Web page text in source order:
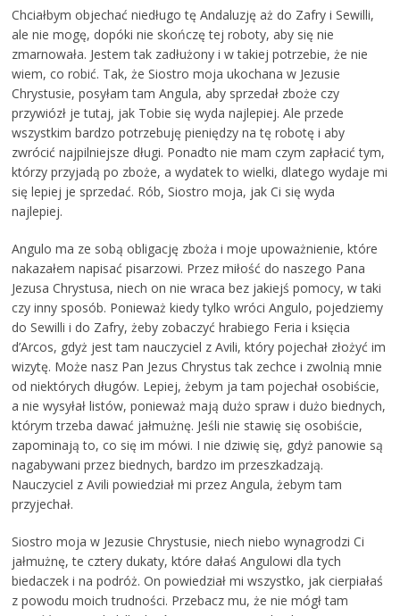
Chciałbym objechać niedługo tę Andaluzję aż do Zafry i Sewilli,
ale nie mogę, dopóki nie skończę tej roboty, aby się nie
zmarnowała. Jestem tak zadłużony i w takiej potrzebie, że nie
wiem, co robić. Tak, że Siostro moja ukochana w Jezusie
Chrystusie, posyłam tam Angula, aby sprzedał zboże czy
przywiózł je tutaj, jak Tobie się wyda najlepiej. Ale przede
wszystkim bardzo potrzebuję pieniędzy na tę robotę i aby
zwrócić najpilniejsze długi. Ponadto nie mam czym zapłacić tym,
którzy przyjadą po zboże, a wydatek to wielki, dlatego wydaje mi
się lepiej je sprzedać. Rób, Siostro moja, jak Ci się wyda
najlepiej.
Angulo ma ze sobą obligację zboża i moje upoważnienie, które
nakazałem napisać pisarzowi. Przez miłość do naszego Pana
Jezusa Chrystusa, niech on nie wraca bez jakiejś pomocy, w taki
czy inny sposób. Ponieważ kiedy tylko wróci Angulo, pojedziemy
do Sewilli i do Zafry, żeby zobaczyć hrabiego Feria i księcia
d’Arcos, gdyż jest tam nauczyciel z Avili, który pojechał złożyć im
wizytę. Może nasz Pan Jezus Chrystus tak zechce i zwolnią mnie
od niektórych długów. Lepiej, żebym ja tam pojechał osobiście,
a nie wysyłał listów, ponieważ mają dużo spraw i dużo biednych,
którym trzeba dawać jałmużnę. Jeśli nie stawię się osobiście,
zapominają to, co się im mówi. I nie dziwię się, gdyż panowie są
nagabywani przez biednych, bardzo im przeszkadzają.
Nauczyciel z Avili powiedział mi przez Angula, żebym tam
przyjechał.
Siostro moja w Jezusie Chrystusie, niech niebo wynagrodzi Ci
jałmużnę, te cztery dukaty, które dałaś Angulowi dla tych
biedaczek i na podróż. On powiedział mi wszystko, jak cierpiałaś
z powodu moich trudności. Przebacz mu, że nie mógł tam